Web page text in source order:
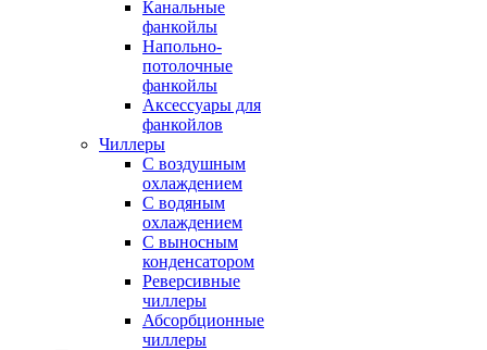
Канальные
фанкойлы
Напольно-
потолочные
фанкойлы
Аксессуары для
фанкойлов
Чиллеры
С воздушным
охлаждением
С водяным
охлаждением
С выносным
конденсатором
Реверсивные
чиллеры
Абсорбционные
чиллеры